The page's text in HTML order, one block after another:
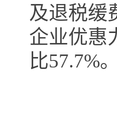
及退税缓
企业优惠
比57.7%。